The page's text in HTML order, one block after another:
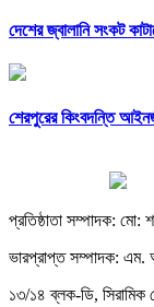
দেশের জ্বালানি সংকট
শেরপুরের কিংবদন্তি
প্রতিষ্ঠাতা সম্পাদক: মো:
ভারপ্রাপ্ত সম্পাদক: এম.
১৩/১৪ ব্লক-ডি, সিরামিক